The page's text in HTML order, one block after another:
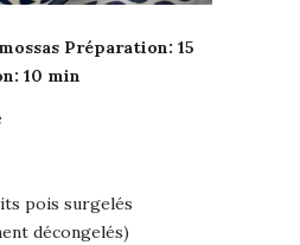
Préparation: 15
10 min
pois surgelés
décongelés)